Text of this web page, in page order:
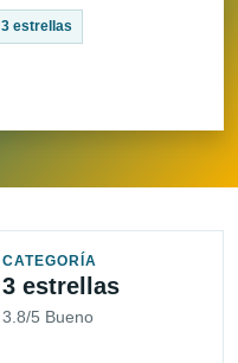
3 estrellas
CATEGORÍA
3 estrellas
3.8/5 Bueno